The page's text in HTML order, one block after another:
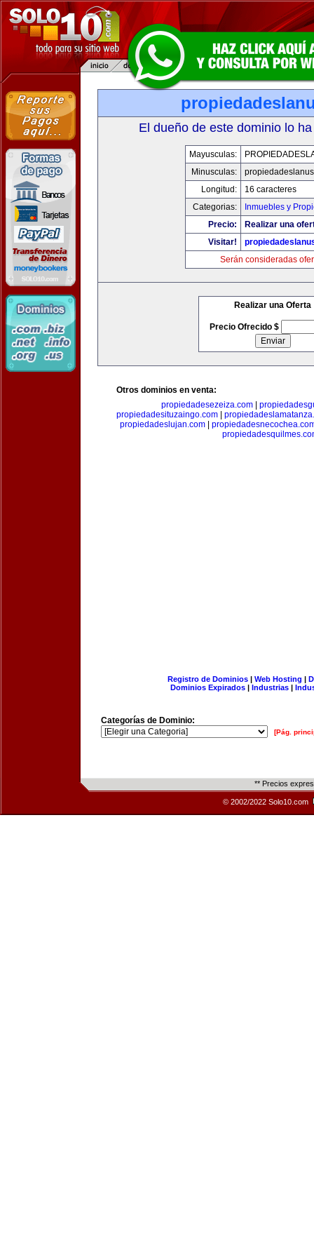
El dueño de este dominio lo
Mayusculas:
Minusculas:
Longitud:
16 caracteres
Categorias:
Inmuebles y
Precio:
Realizar una
Visitar!
Serán consideradas
Realizar una Oferta
Precio Ofrecido $
Otros dominios en venta:
propiedadesezeiza.com|
propiedadesituzaingo.com
propiedadeslujan.com|
Registro de Dominios| Web Hosting |
Dominios Expirados | Industrias |
Categorías de Dominio:
[Pág.
** Precios
© 2002/2022 Solo10.com